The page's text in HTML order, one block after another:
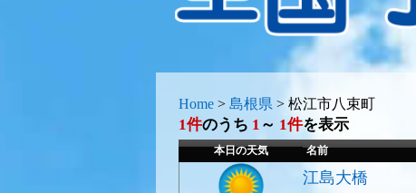
Home > 島根県 > 松江市八束町
1件のうち 1 ～ 1件を表示
本日の天気 名前
江島大橋